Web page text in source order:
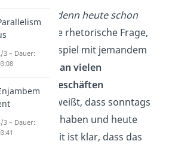
„Ist denn heute schon
ist eine rhetorische Frage,
du zum Beispiel mit jemandem
der Woche an vielen
Geschäften
Du weißt, dass sonntags
zu haben und heute
ist. Somit ist klar, dass das
3 – Dauer:
3 – Dauer: